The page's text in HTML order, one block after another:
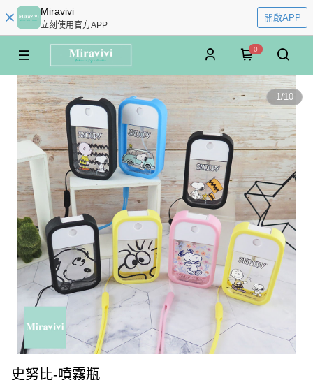
Miravivi
立刻使用官方APP
開啟APP
0
1/10
史努比-噴霧瓶